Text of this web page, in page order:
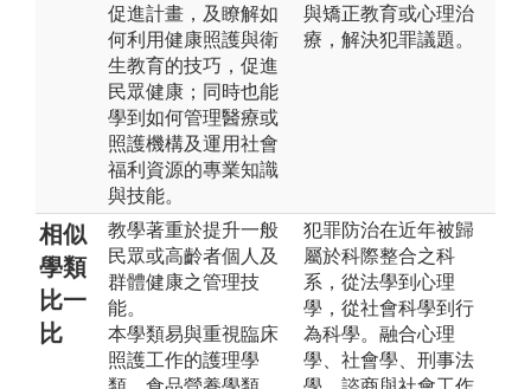
促進計畫，及瞭解如
何利用健康照護與衛
生教育的技巧，促進
民眾健康；同時也能
學到如何管理醫療或
照護機構及運用社會
福利資源的專業知識
與技能。
與矯正教育或心理治
療，解決犯罪議題。
相似
學類
比一
比
教學著重於提升一般
民眾或高齡者個人及
群體健康之管理技
能。
本學類易與重視臨床
照護工作的護理學
犯罪防治在近年被歸
屬於科際整合之科
系，從法學到心理
學，從社會科學到行
為科學。融合心理
學、社會學、刑事法